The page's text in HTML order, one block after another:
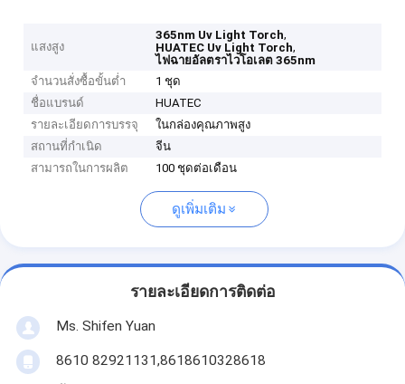
แสงสูง
365nm Uv Light Torch,
HUATEC Uv Light Torch,
ไฟฉายอัลตราไวโอเลต 365nm
จำนวนสั่งซื้อขั้นต่ำ
1 ชุด
ชื่อแบรนด์
HUATEC
รายละเอียดการบรรจุ
ในกล่องคุณภาพสูง
สถานที่กำเนิด
จีน
สามารถในการผลิต
100 ชุดต่อเดือน
ดูเพิ่มเติม
รายละเอียดการติดต่อ
Ms. Shifen Yuan
8610 82921131,8618610328618